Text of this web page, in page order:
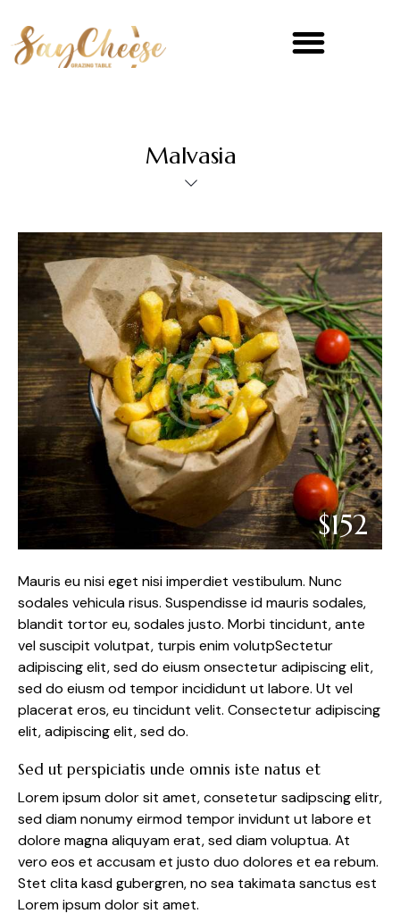
Malvasia
$152
Mauris eu nisi eget nisi imperdiet vestibulum. Nunc
sodales vehicula risus. Suspendisse id mauris sodales,
blandit tortor eu, sodales justo. Morbi tincidunt, ante
vel suscipit volutpat, turpis enim volutpSectetur
adipiscing elit, sed do eiusm onsectetur adipiscing elit,
sed do eiusm od tempor incididunt ut labore. Ut vel
placerat eros, eu tincidunt velit. Consectetur adipiscing
elit, adipiscing elit, sed do.
Sed ut perspiciatis unde omnis iste natus et
Lorem ipsum dolor sit amet, consetetur sadipscing elitr,
sed diam nonumy eirmod tempor invidunt ut labore et
dolore magna aliquyam erat, sed diam voluptua. At
vero eos et accusam et justo duo dolores et ea rebum.
Stet clita kasd gubergren, no sea takimata sanctus est
Lorem ipsum dolor sit amet.